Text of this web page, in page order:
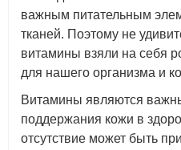
важным питательным
тканей. Поэтому не
витамины взяли на себя
для нашего организма и
Витамины являются
поддержания кожи в
отсутствие может быть